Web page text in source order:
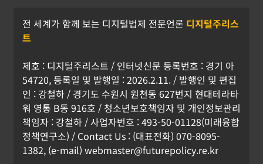
전 세계가 함께 보는 디지털법제 전문언론 디지털주리스
트
제호 : 디지털주리스트 / 인터넷신문 등록번호 : 경기 아
54720, 등록일 및 발행일 : 2026.2.11. / 발행인 및 편집
인 : 강철하 / 경기도 수원시 원천동 627번지 현대테라타
워 영통 B동 916호 / 청소년보호책임자 및 개인정보관리
책임자 : 강철하 / 사업자번호 : 493-50-01128(미래융합
정책연구소) / Contact Us : (대표전화) 070-8095-
1382, (e-mail) webmaster@futurepolicy.re.kr